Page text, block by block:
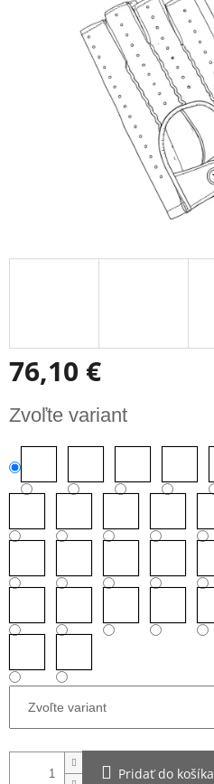
hviezdičiek.
76,10 €
cena:
Zvoľte variant
Pridať do košíka